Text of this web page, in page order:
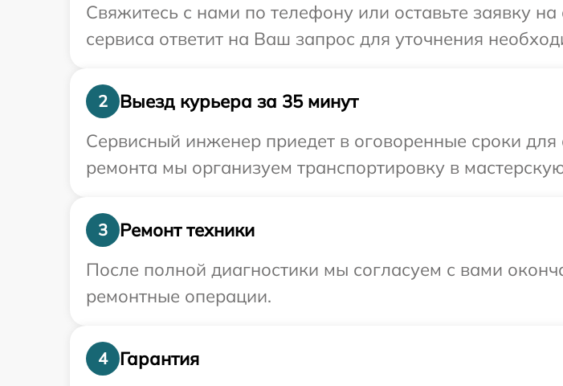
Свяжитесь с нами по телефону или оставьте заявку
сервиса ответит на Ваш запрос для уточнения
2
Выезд курьера за 35 минут
Сервисный инженер приедет в оговоренные сроки
ремонта мы организуем транспортировку в
3
Ремонт техники
После полной диагностики мы согласуем с вами
ремонтные операции.
4
Гарантия